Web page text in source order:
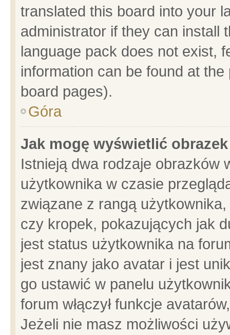
translated this board into your
administrator if they can install
language pack does not exist,
information can be found at
board pages).
Góra
Jak mogę wyświetlić
Istnieją dwa rodzaje obrazków
użytkownika w czasie
związane z rangą
czy kropek, pokazujących jak
jest status użytkownika na
jest znany jako avatar i jest
go ustawić w panelu
forum włączył funkcje
Jeżeli nie masz możliwości